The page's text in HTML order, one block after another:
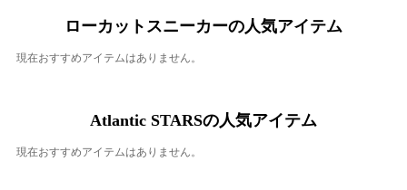
ローカットスニーカーの人気アイテム
現在おすすめアイテムはありません。
Atlantic STARSの人気アイテム
現在おすすめアイテムはありません。